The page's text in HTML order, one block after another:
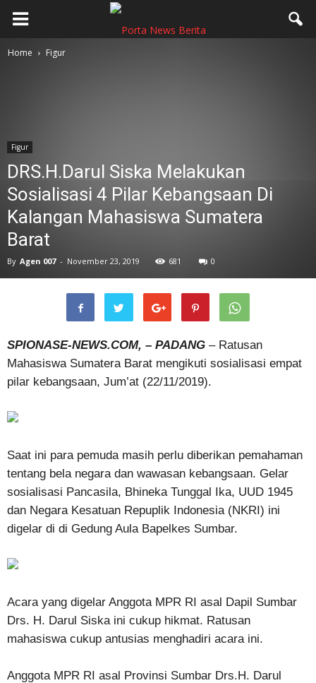
Home Figur
Figur
DRS.H.Darul Siska Melakukan
Sosialisasi 4 Pilar Kebangsaan Di
Kalangan Mahasiswa Sumatera
Barat
By Agen 007 - November 23, 2019 681 0
SPIONASE-NEWS.COM, – PADANG – Ratusan
Mahasiswa Sumatera Barat mengikuti sosialisasi empat
pilar kebangsaan, Jum’at (22/11/2019).
Saat ini para pemuda masih perlu diberikan pemahaman
tentang bela negara dan wawasan kebangsaan. Gelar
sosialisasi Pancasila, Bhineka Tunggal Ika, UUD 1945
dan Negara Kesatuan Repuplik Indonesia (NKRI) ini
digelar di di Gedung Aula Bapelkes Sumbar.
Acara yang digelar Anggota MPR RI asal Dapil Sumbar
Drs. H. Darul Siska ini cukup hikmat. Ratusan
mahasiswa cukup antusias menghadiri acara ini.
Anggota MPR RI asal Provinsi Sumbar Drs.H. Darul